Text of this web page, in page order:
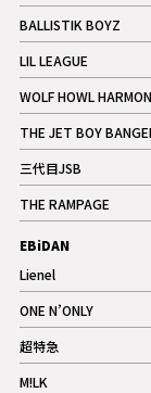
記事
BALLISTIK BOYZ
記事
LIL LEAGUE
記事
WOLF HOWL
記事
THE JET BOY
記事
三代目JSB
記事
THE RAMPAGE
記事
ギャラリー
EBiDAN
Lienel
記事
ONE N’ONLY
記事
超特急
記事
M!LK